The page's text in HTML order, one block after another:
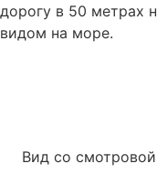
дорогу в 50 метрах
видом на море.
Вид со